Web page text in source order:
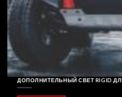
ДОПОЛНИТЕЛЬНЫЙ СВЕТ RIGID ДЛЯ